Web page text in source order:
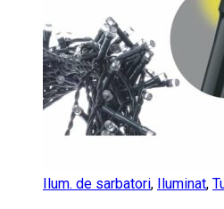
Ilum. de sarbatori, Iluminat,